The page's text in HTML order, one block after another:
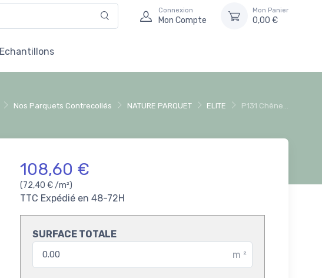
Connexion
Mon Compte
Mon Panier
0,00 €
Echantillons
Nos Parquets Contrecollés NATURE PARQUET ELITE P131 Chêne...
108,60 €
(72,40 € /m²)
TTC Expédié en 48-72H
SURFACE TOTALE
m ²